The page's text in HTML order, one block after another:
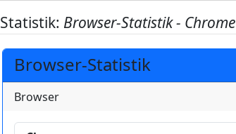
Statistik: Browser-Statistik - Chrome
Browser-Statistik
Browser